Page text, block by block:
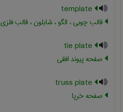
قالب چوبی ، الگو ، شابلون ، قالب فلزی
صفحه پیوند افقی
صفحه خرپا